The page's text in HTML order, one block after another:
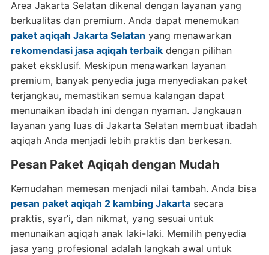
Area Jakarta Selatan dikenal dengan layanan yang
berkualitas dan premium. Anda dapat menemukan
paket aqiqah Jakarta Selatan yang menawarkan
rekomendasi jasa aqiqah terbaikdengan pilihan
paket eksklusif. Meskipun menawarkan layanan
premium, banyak penyedia juga menyediakan paket
terjangkau, memastikan semua kalangan dapat
menunaikan ibadah ini dengan nyaman. Jangkauan
layanan yang luas di Jakarta Selatan membuat ibadah
aqiqah Anda menjadi lebih praktis dan berkesan.
Pesan Paket Aqiqah dengan Mudah
Kemudahan memesan menjadi nilai tambah. Anda bisa
pesan paket aqiqah 2 kambing Jakartasecara
praktis, syar’i, dan nikmat, yang sesuai untuk
menunaikan aqiqah anak laki-laki. Memilih penyedia
jasa yang profesional adalah langkah awal untuk